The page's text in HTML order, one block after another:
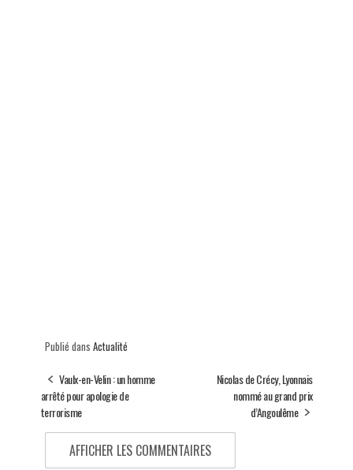
Publié dans Actualité
Vaulx-en-Velin : un homme
arrêté pour apologie de
terrorisme
Nicolas de Crécy, Lyonnais
nommé au grand prix
d’Angoulême
AFFICHER LES COMMENTAIRES